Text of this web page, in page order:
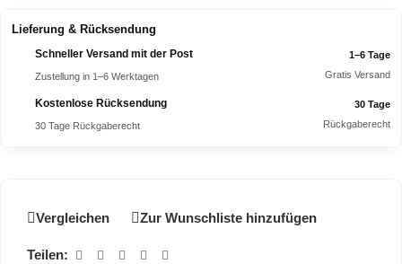
Lieferung & Rücksendung
Schneller Versand mit der Post
Zustellung in 1–6 Werktagen
1–6 Tage
Gratis Versand
Kostenlose Rücksendung
30 Tage Rückgaberecht
30 Tage
Rückgaberecht
Vergleichen Zur Wunschliste hinzufügen
Teilen: